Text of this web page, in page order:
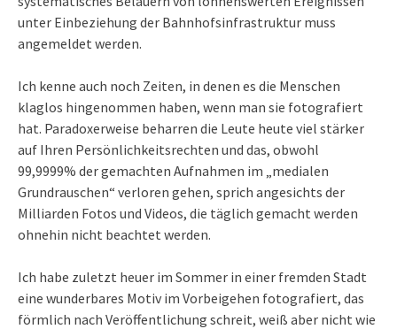
unter Einbeziehung der Bahnhofsinfrastruktur muss
angemeldet werden.
Ich kenne auch noch Zeiten, in denen es die Menschen
klaglos hingenommen haben, wenn man sie fotografiert
hat. Paradoxerweise beharren die Leute heute viel stärker
auf Ihren Persönlichkeitsrechten und das, obwohl
99,9999% der gemachten Aufnahmen im „medialen
Grundrauschen“ verloren gehen, sprich angesichts der
Milliarden Fotos und Videos, die täglich gemacht werden
ohnehin nicht beachtet werden.
Ich habe zuletzt heuer im Sommer in einer fremden Stadt
eine wunderbares Motiv im Vorbeigehen fotografiert, das
förmlich nach Veröffentlichung schreit, weiß aber nicht wie